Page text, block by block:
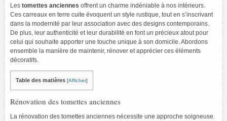
Les tomettes anciennes offrent un charme indéniable à nos intérieurs.
Ces carreaux en terre cuite évoquent un style rustique, tout en s’inscrivant
dans la modernité par leur association avec des designs contemporains.
De plus, leur authenticité et leur durabilité en font un précieux atout pour
celui qui souhaite apporter une touche unique à son domicile. Abordons
ensemble la manière de maintenir, rénover et apprécier ces éléments
décoratifs.
Table des matières [Afficher]
Rénovation des tomettes anciennes
La rénovation des tomettes anciennes nécessite une approche soigneuse.